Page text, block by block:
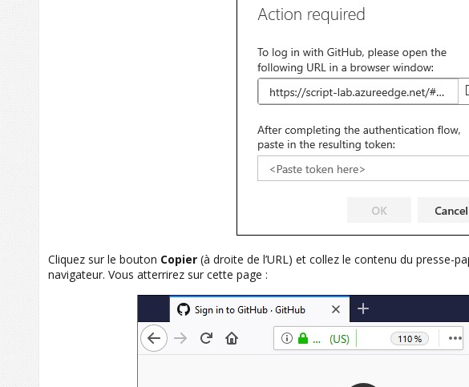
Cliquez sur le bouton Copier (à droite de l’URL) et collez le contenu du presse-
navigateur. Vous atterrirez sur cette page :